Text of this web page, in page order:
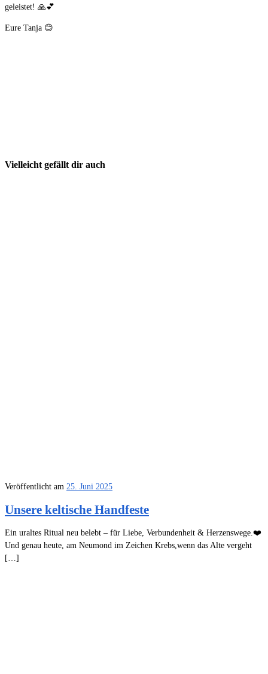
geleistet! 🙏💕
Eure Tanja 😊
Vielleicht gefällt dir auch
Veröffentlicht am 25. Juni 2025
Unsere keltische Handfeste
Ein uraltes Ritual neu belebt – für Liebe, Verbundenheit & Herzenswege.❤️
Und genau heute, am Neumond im Zeichen Krebs,wenn das Alte vergeht
[…]